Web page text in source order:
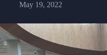
May 19, 2022